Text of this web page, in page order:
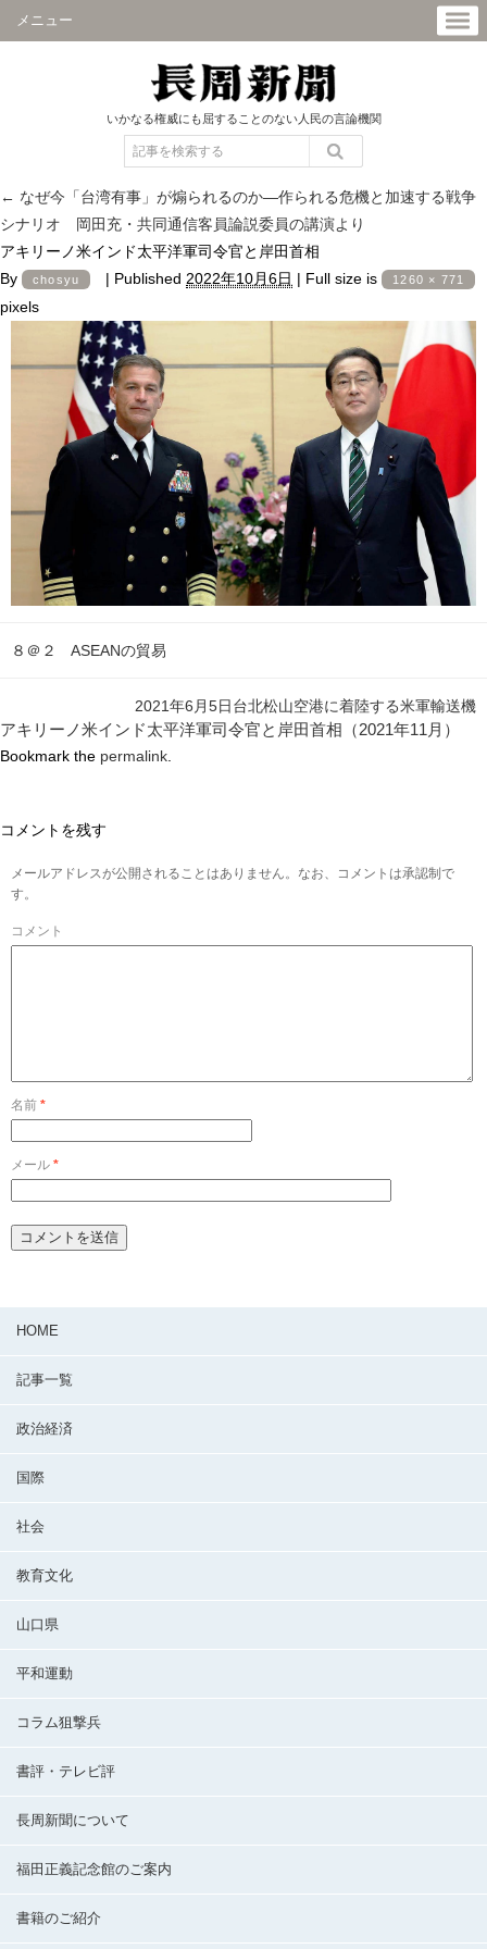
メニュー
いかなる権威にも屈することのない人民の言論機関
← なぜ今「台湾有事」が煽られるのか―作られる危機と加速する戦争
シナリオ 岡田充・共同通信客員論説委員の講演より
アキリーノ米インド太平洋軍司令官と岸田首相
By
chosyu | Published 2022年10月6日 | Full size is 1260 × 771
pixels
８＠２ ASEANの貿易
2021年6月5日台北松山空港に着陸する米軍輸送機
アキリーノ米インド太平洋軍司令官と岸田首相（2021年11月）
Bookmark the permalink
コメントを残す
メールアドレスが公開されることはありません。なお、コメントは承認制で
す。
コメント
名前 *
メール *
HOME
記事一覧
政治経済
国際
社会
教育文化
山口県
平和運動
コラム狙撃兵
書評・テレビ評
長周新聞について
福田正義記念館のご案内
書籍のご紹介